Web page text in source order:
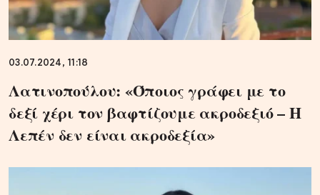
03.07.2024, 11:18
Λατινοπούλου: «Όποιος γράφει με το
δεξί χέρι τον βαφτίζουμε ακροδεξιό – Η
Λεπέν δεν είναι ακροδεξία»